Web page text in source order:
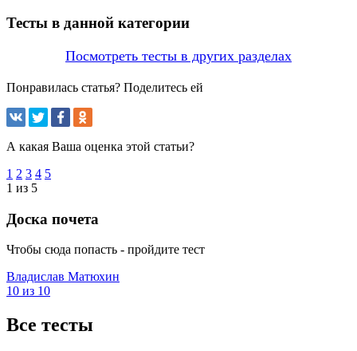
Тесты в данной категории
Посмотреть тесты в других разделах
Понравилась статья? Поделитесь ей
А какая Ваша оценка этой статьи?
1 2 3 4 5
1 из 5
Доска почета
Чтобы сюда попасть - пройдите тест
Владислав Матюхин
10 из 10
Все тесты